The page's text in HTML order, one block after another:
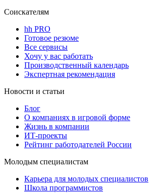
Соискателям
hh PRO
Готовое резюме
Все сервисы
Хочу у вас работать
Производственный календарь
Экспертная рекомендация
Новости и статьи
Блог
О компаниях в игровой форме
Жизнь в компании
ИТ-проекты
Рейтинг работодателей России
Молодым специалистам
Карьера для молодых специалистов
Школа программистов